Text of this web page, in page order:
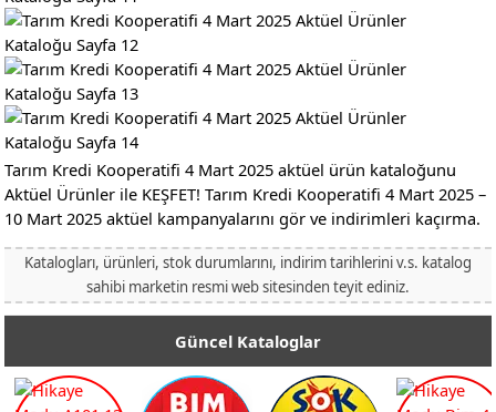
Tarım Kredi Kooperatifi 4 Mart 2025 aktüel ürün kataloğunu
Aktüel Ürünler ile KEŞFET! Tarım Kredi Kooperatifi 4 Mart 2025 –
10 Mart 2025 aktüel kampanyalarını gör ve indirimleri kaçırma.
Katalogları, ürünleri, stok durumlarını, indirim tarihlerini v.s. katalog
sahibi marketin resmi web sitesinden teyit ediniz.
Güncel Kataloglar